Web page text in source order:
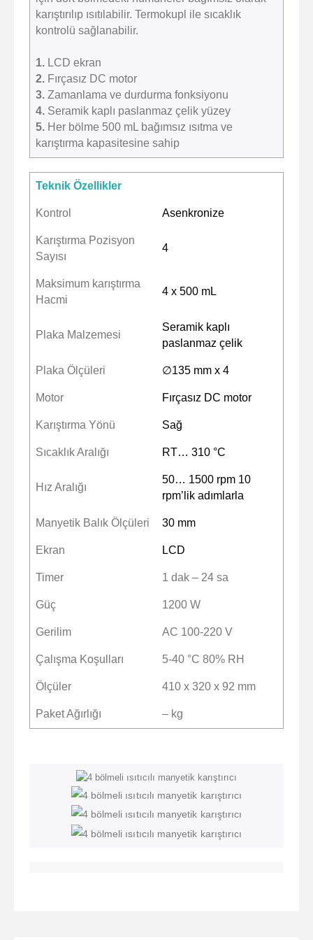
karıştırılıp ısıtılabilir. Termokupl ile sıcaklık
kontrolü sağlanabilir.
1. LCD ekran
2. Fırçasız DC motor
3. Zamanlama ve durdurma fonksiyonu
4. Seramik kaplı paslanmaz çelik yüzey
5. Her bölme 500 mL bağımsız ısıtma ve
karıştırma kapasitesine sahip
Teknik Özellikler
Kontrol Asenkronize
Karıştırma Pozisyon
Sayısı
4
Maksimum karıştırma
Hacmi
4 x 500 mL
Plaka Malzemesi
Seramik kaplı
paslanmaz çelik
Plaka Ölçüleri ∅135 mm x 4
Motor Fırçasız DC motor
Karıştırma Yönü Sağ
Sıcaklık Aralığı RT… 310 °C
Hız Aralığı
50… 1500 rpm 10
rpm’lik adımlarla
Manyetik Balık Ölçüleri 30 mm
Ekran LCD
Timer 1 dak – 24 sa
Güç 1200 W
Gerilim AC 100-220 V
Çalışma Koşulları 5-40 °C 80% RH
Ölçüler 410 x 320 x 92 mm
Paket Ağırlığı – kg